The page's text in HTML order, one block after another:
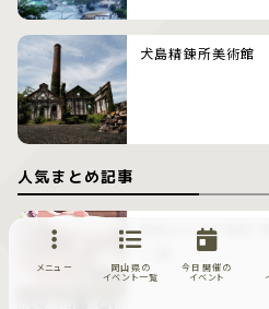
犬島精錬所美術館
人気まとめ記事
家族みんなで満足！
17選
メニュー
岡山県の
イベント一覧
今日開催の
イベント